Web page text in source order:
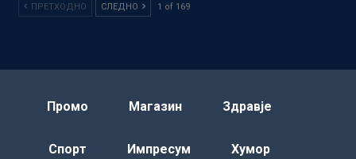
ПРЕТХОДНО СЛЕДНО 1 of 169
Промо Магазин Здравје
Спорт Импресум Хумор